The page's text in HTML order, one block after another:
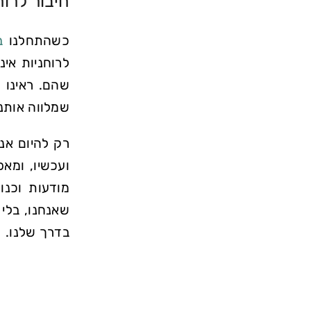
כשהתחלנו
לרוחניות
שהם. ראינו
שמלווה
רק להיום
ועכשיו,
מודעות
שאנחנו,
בדרך שלנו.